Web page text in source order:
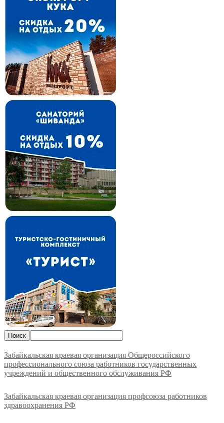
Забайкальская краевая организация Общероссийского
профессионального союза работников государственных
учреждений и общественного обслуживания РФ
Забайкальская краевая организация профсоюза работников
здравоохранения РФ